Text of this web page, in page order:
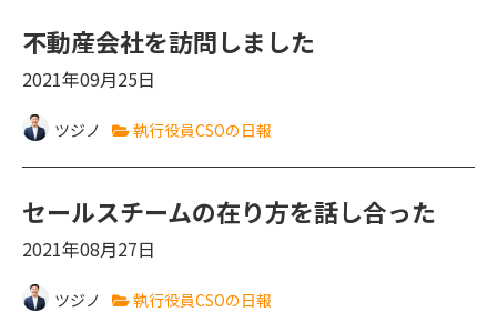
不動産会社を訪問しました
2021年09月25日
ツジノ 執行役員CSOの日報
セールスチームの在り方を話し合った
2021年08月27日
ツジノ 執行役員CSOの日報